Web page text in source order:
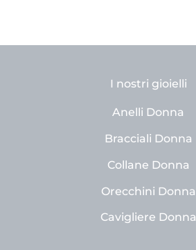
I nostri gioielli
Anelli Donna
Bracciali Donna
Collane Donna
Orecchini Donna
Cavigliere Donna